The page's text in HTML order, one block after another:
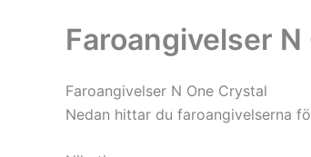
Faroangivelser N
Faroangivelser N One Crystal
Nedan hittar du faroangivelserna